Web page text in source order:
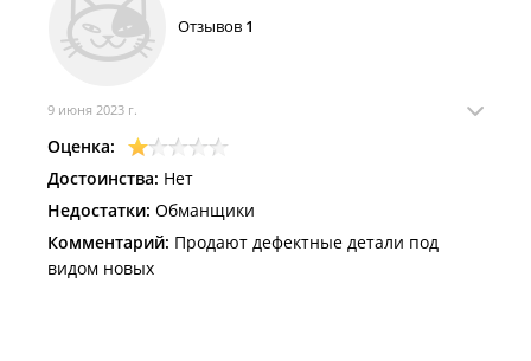
Отзывов 1
9 июня 2023 г.
Оценка:
Достоинства: Нет
Недостатки: Обманщики
Комментарий: Продают дефектные детали под
видом новых